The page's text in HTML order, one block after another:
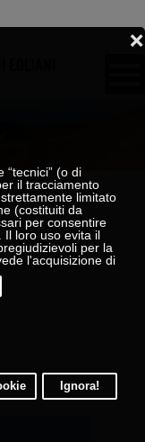
Vulcano